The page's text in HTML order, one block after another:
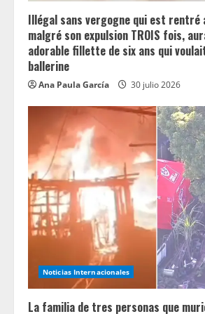
Illégal sans vergogne qui est rentré
malgré son expulsion TROIS fois,
adorable fillette de six ans qui
ballerine
Ana Paula García 30 julio 2026
Noticias Internacionales
La familia de tres personas que